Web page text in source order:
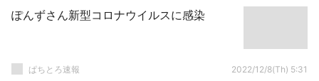
ぽんずさん新型コロナウイルスに感染
ぱちとろ速報 2022/12/8(Th) 5:31